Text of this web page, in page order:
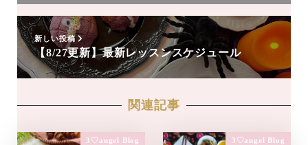
新しい投稿
【8/27更新】最新レッスンスケジュール
関連記事
3♡angel Blog 3♡angel Blog